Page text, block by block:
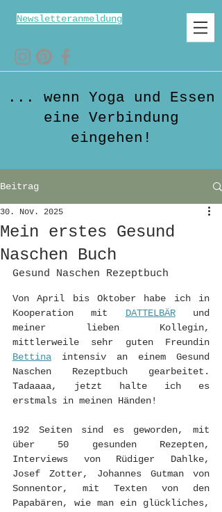
Newsletteranmeldung
... wenn Yoga und Essen
eine Verbindung
eingehen!
Beitrag
Mein erstes Gesund
Naschen Buch
30. Nov. 2025
Gesund Naschen Rezeptbuch
Von April bis Oktober habe ich in
Kooperation mit DATTELBÄR und
meiner lieben Kollegin,
Bettina intensiv an einem Gesund
Naschen Rezeptbuch gearbeitet.
Tadaaaa, jetzt halte ich es
erstmals in meinen Händen!
192 Seiten sind es geworden, mit
über 50 gesunden Rezepten,
Interviews von Rüdiger Dahlke,
Josef Zotter, Johannes Gutman von
Sonnentor, mit Texten von den
Papabären, wie man ein glückliches,